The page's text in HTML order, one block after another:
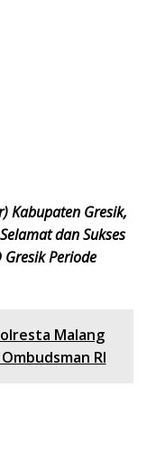
Kabupaten Gresik,
dan Sukses
Periode
Malang
RI